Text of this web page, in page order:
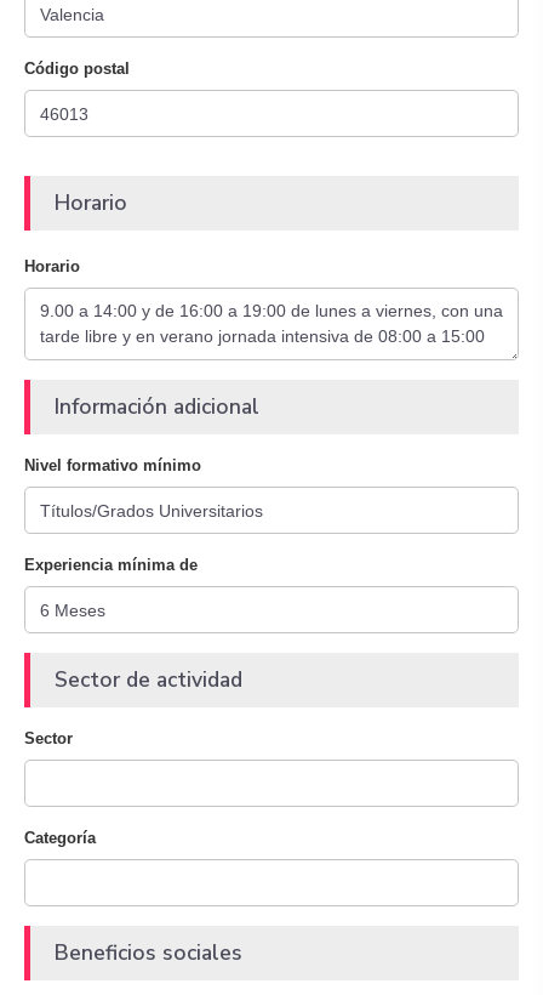
Código postal
Horario
Horario
Información adicional
Nivel formativo mínimo
Experiencia mínima de
Sector de actividad
Sector
Categoría
Beneficios sociales